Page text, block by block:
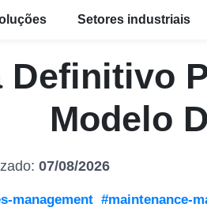
Setores industriais
Definitivo
Modelo
07/08/2026
management #maintenance-